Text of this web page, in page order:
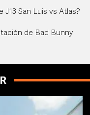
J13 San Luis vs Atlas?
de Bad Bunny